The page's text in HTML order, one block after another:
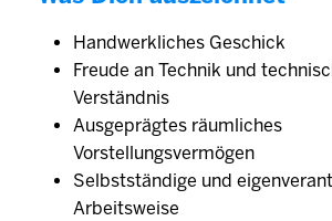
Handwerkliches Geschick
Freude an Technik und
Verständnis
Ausgeprägtes räumliches
Vorstellungsvermögen
Selbstständige und
Arbeitsweise